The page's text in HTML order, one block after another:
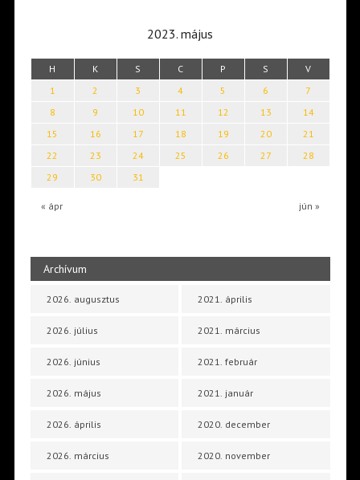
2023. május
H K S C P S V
« ápr jún »
1 2 3 4 5 6
7
8
9 10 11 12 13
14
15
16 17 18 19 20
21
22
23 24 25 26 27
28
29
30 31
Archívum
2026. augusztus
2026. július
2026. június
2026. május
2026. április
2026. március
2021. április
2021. március
2021. február
2021. január
2020. december
2020. november